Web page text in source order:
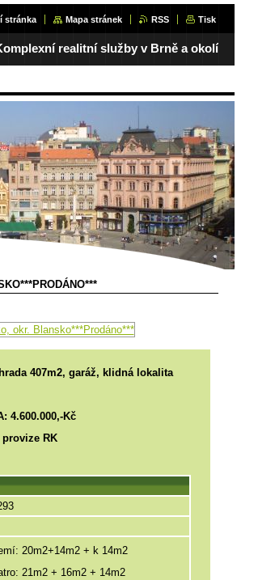
stránka Mapa stránek RSS Tisk
realitní služby v Brně a okolí
407m2, garáž, klidná lokalita
4.600.000,-Kč
provize RK
20m2+14m2 + k 14m2
21m2 + 16m2 + 14m2